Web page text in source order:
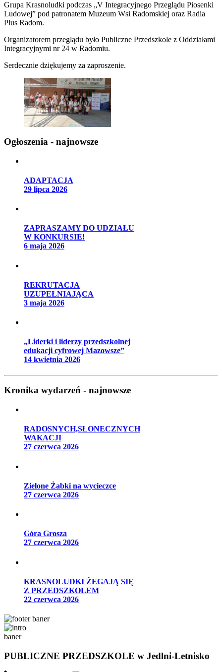
Grupa Krasnoludki podczas „V Integracyjnego Przeglądu Piosenki
Ludowej” pod patronatem Muzeum Wsi Radomskiej oraz Radia
Plus Radom.
Organizatorem przeglądu było Publiczne Przedszkole z Oddziałami
Integracyjnymi nr 24 w Radomiu.
Serdecznie dziękujemy za zaproszenie.
Ogłoszenia - najnowsze
ADAPTACJA
29 lipca 2026
ZAPRASZAMY DO UDZIAŁU
W KONKURSIE!
6 maja 2026
REKRUTACJA
UZUPEŁNIAJĄCA
3 maja 2026
„Liderki i liderzy przedszkolnej
edukacji cyfrowej Mazowsze”
14 kwietnia 2026
Kronika wydarzeń - najnowsze
RADOSNYCH,SŁONECZNYCH
WAKACJI
27 czerwca 2026
Zielone Żabki na wycieczce
27 czerwca 2026
Góra Grosza
27 czerwca 2026
KRASNOLUDKI ŻEGAJĄ SIĘ
Z PRZEDSZKOLEM
22 czerwca 2026
PUBLICZNE PRZEDSZKOLE w Jedlni-Letnisko